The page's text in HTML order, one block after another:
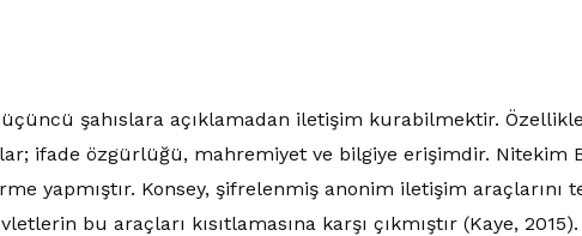
şahıslara açıklamadan iletişim kurabilmektir.
ifade özgürlüğü, mahremiyet ve bilgiye erişimdir. Nitekim
yapmıştır. Konsey, şifrelenmiş anonim iletişim araçlarını
bu araçları kısıtlamasına karşı çıkmıştır (Kaye, 2015).